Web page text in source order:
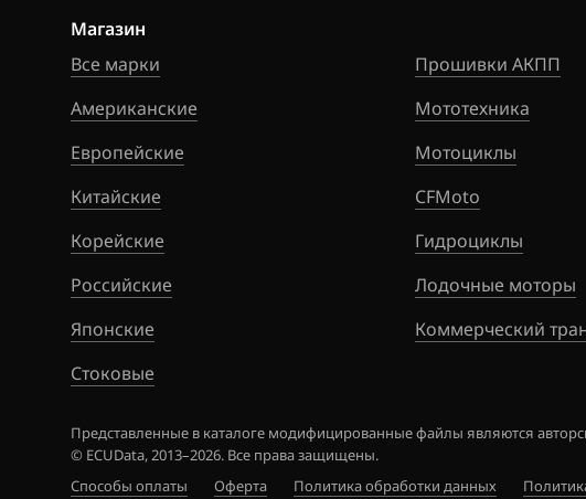
Citroen
Dacia
Daewoo
DAF
Derways
Dodge
Dongfeng
Exeed
Extreme moto
FAW
Магазин
Все марки
Американские
Европейские
Китайские
Корейские
Российские
Японские
Стоковые
Прошивки АКПП
Мототехника
Мотоциклы
CFMoto
Гидроциклы
Лодочные моторы
Коммерческий
Представленные в каталоге модифицированные файлы являются
© ECUData, 2013–2026. Все права защищены.
Способы оплаты
Оферта Политика обработки данных